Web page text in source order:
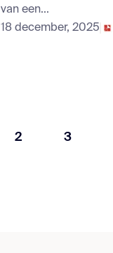
van een...
18 december, 2025
2 3